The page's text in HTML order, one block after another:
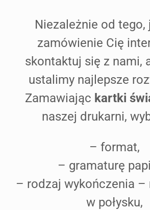
Niezależnie od tego,
zamówienie Cię
skontaktuj się z nami,
ustalimy najlepsze
Zamawiając kartki
naszej drukarni,
– format,
– gramaturę
– rodzaj wykończenia –
w połysku,